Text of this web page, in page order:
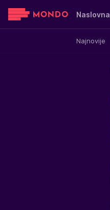
Naslovna
Najnovije
Sensa